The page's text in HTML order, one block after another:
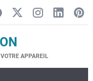
APPAREIL